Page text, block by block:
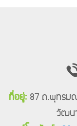
ที่อยู่: 87 ถ.พุทธม
วัฒน